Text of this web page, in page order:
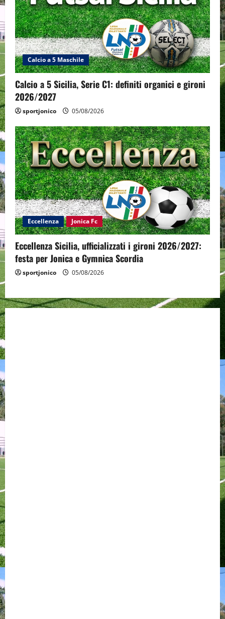
Calcio a 5 Maschile
Calcio a 5 Sicilia, Serie C1: definiti organici e gironi
2026/2027
sportjonico 05/08/2026
Eccellenza Jonica Fc
Eccellenza Sicilia, ufficializzati i gironi 2026/2027:
festa per Jonica e Gymnica Scordia
sportjonico 05/08/2026